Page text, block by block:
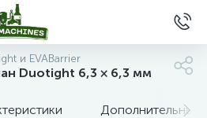
и EVABarrier
Duotight 6,3 × 6,3 мм
Дополнительные